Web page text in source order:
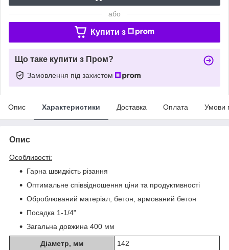
або
Купити з
Що таке купити з Пром?
Замовлення під захистом
Опис Характеристики Доставка Оплата Умови
Опис
Особливості:
Гарна швидкість різання
Оптимальне співвідношення ціни та продуктивності
Оброблюваний матеріал, бетон, армований бетон
Посадка 1-1/4"
Загальна довжина 400 мм
Діаметр, мм
142